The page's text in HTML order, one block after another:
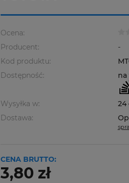
Ocena:
Producent:
-
Kod produktu:
Dostępność:
na
Wysyłka w:
24
Dostawa:
CENA BRUTTO:
3,80 zł